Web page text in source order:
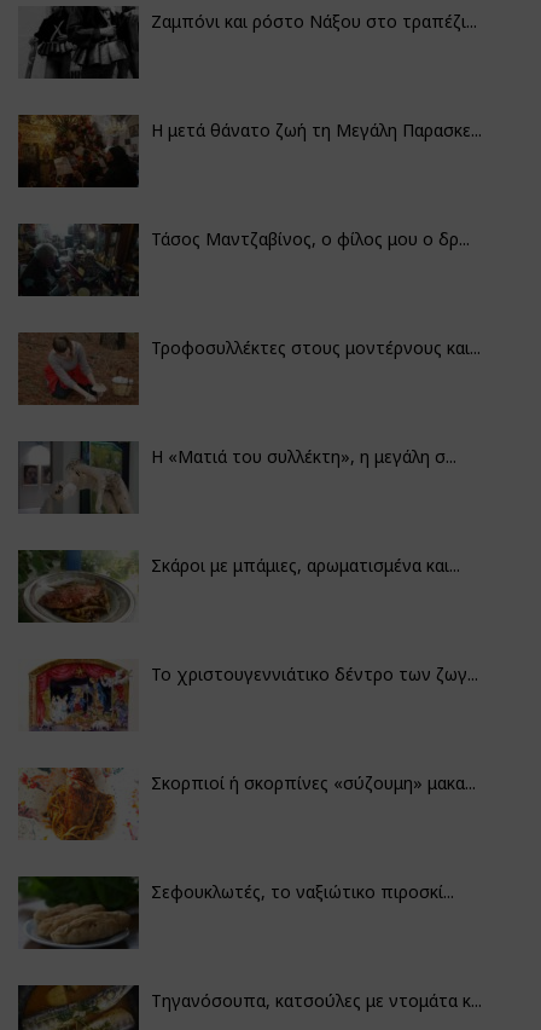
Ζαμπόνι και ρόστο Νάξου στο τραπέζι...
Η μετά θάνατο ζωή τη Μεγάλη Παρασκε...
Τάσος Μαντζαβίνος, ο φίλος μου ο δρ...
Τροφοσυλλέκτες στους μοντέρνους και...
H «Ματιά του συλλέκτη», η μεγάλη σ...
Σκάροι με μπάμιες, αρωματισμένα και...
Το χριστουγεννιάτικο δέντρο των ζωγ...
Σκορπιοί ή σκορπίνες «σύζουμη» μακα...
Σεφουκλωτές, το ναξιώτικο πιροσκί...
Τηγανόσουπα, κατσούλες με ντομάτα κ...